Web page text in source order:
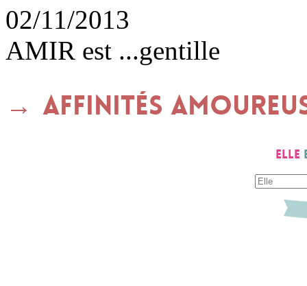
02/11/2013
AMIR est ...gentille
Affinités
Elle